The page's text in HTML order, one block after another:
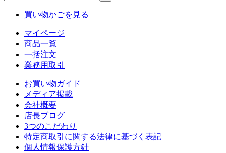
買い物かごを見る
マイページ
商品一覧
一括注文
業務用取引
お買い物ガイド
メディア掲載
会社概要
店長ブログ
3つのこだわり
特定商取引に関する法律に基づく表記
個人情報保護方針